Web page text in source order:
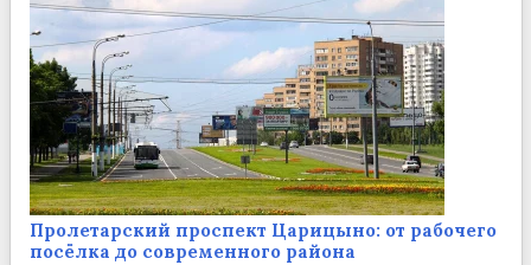
Пролетарский проспект Царицыно: от рабочего
посёлка до современного района